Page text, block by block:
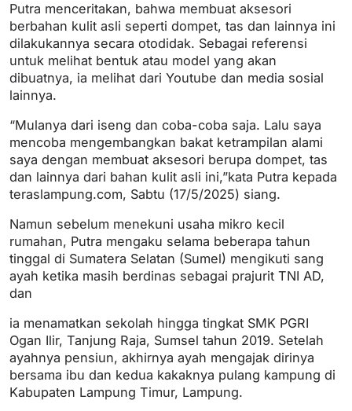
Putra menceritakan, bahwa membuat aksesori
berbahan kulit asli seperti dompet, tas dan lainnya ini
dilakukannya secara otodidak. Sebagai referensi
untuk melihat bentuk atau model yang akan
dibuatnya, ia melihat dari Youtube dan media sosial
lainnya.
“Mulanya dari iseng dan coba-coba saja. Lalu saya
mencoba mengembangkan bakat ketrampilan alami
saya dengan membuat aksesori berupa dompet, tas
dan lainnya dari bahan kulit asli ini,”kata Putra kepada
teraslampung.com, Sabtu (17/5/2025) siang.
Namun sebelum menekuni usaha mikro kecil
rumahan, Putra mengaku selama beberapa tahun
tinggal di Sumatera Selatan (Sumel) mengikuti sang
ayah ketika masih berdinas sebagai prajurit TNI AD,
dan
ia menamatkan sekolah hingga tingkat SMK PGRI
Ogan Ilir, Tanjung Raja, Sumsel tahun 2019. Setelah
ayahnya pensiun, akhirnya ayah mengajak dirinya
bersama ibu dan kedua kakaknya pulang kampung di
Kabupaten Lampung Timur, Lampung.